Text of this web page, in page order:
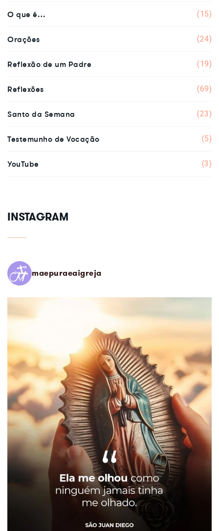
O que é… (15)
Orações (24)
Reflexão de um Padre (19)
Reflexões (69)
Santo da Semana (23)
Testemunho de Vocação (5)
YouTube (3)
INSTAGRAM
maepuraeaigreja